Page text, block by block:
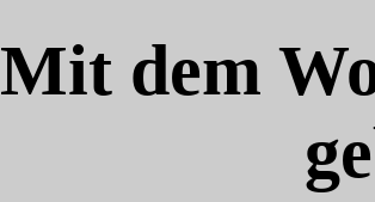
Mit dem